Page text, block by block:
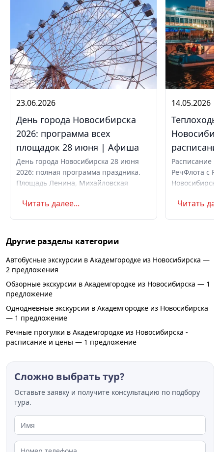
23.06.2026
День города Новосибирска
2026: программа всех
площадок 28 июня | Афиша
День города Новосибирска 28 июня
2026: полная программа праздника.
Площадь Ленина, Михайловская
концерт с Айвазовским Оркестром и
Читать далее...
14.05.2026
Расписание
РечФлота с
вечер. Как
Читать
Другие разделы категории
Автобусные экскурсии в Академгородке из Новосибирска —
2 предложения
Обзорные экскурсии в Академгородке из Новосибирска — 1
предложение
Однодневные экскурсии в Академгородке из Новосибирска
— 1 предложение
Речные прогулки в Академгородке из Новосибирска -
расписание и цены — 1 предложение
Сложно выбрать тур?
Оставьте заявку и получите консультацию по подбору
тура.